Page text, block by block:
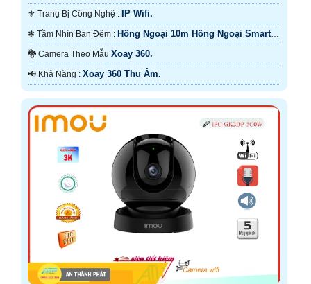
⚜️ Trang Bị Công Nghệ : IP Wifi.
❃ Tầm Nhìn Ban Đêm : Hồng Ngoại 10m Hồng Ngoại Smart
IR.🐉️ Camera Theo Mẫu Xoay 360.
️📢 Khả Năng : Xoay 360 Thu Âm.